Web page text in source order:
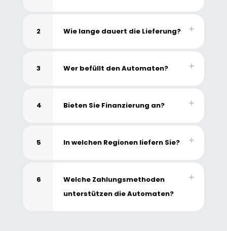
2 Wie lange dauert die Lieferung?
3 Wer befüllt den Automaten?
4 Bieten Sie Finanzierung an?
5 In welchen Regionen liefern Sie?
6
Welche Zahlungsmethoden
unterstützen die Automaten?